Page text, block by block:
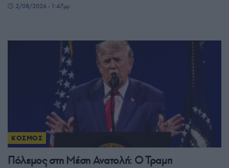
2/08/2026 - 1:47μμ
ΚΟΣΜΟΣ
Πόλεμος στη Μέση Ανατολή: Ο Τραμπ